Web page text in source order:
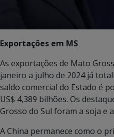
Exportações em MS
As exportações de Mato
janeiro a julho de 2024 já
saldo comercial do Estado é
US$ 4,389 bilhões. Os
Grosso do Sul foram a soja e
A China permanece como o